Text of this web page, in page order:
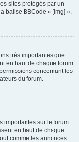
sites protégés par un
balise BBCode « [img] ».
très importantes que
en haut de chaque forum
concernant les
du forum.
importantes sur le forum
en haut de chaque
comme les annonces